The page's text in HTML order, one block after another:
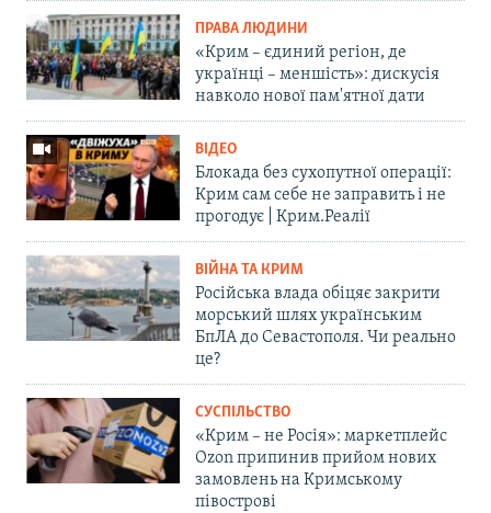
ПРАВА ЛЮДИНИ
«Крим – єдиний регіон, де
українці – меншість»: дискусія
навколо нової пам'ятної дати
ВІДЕО
Блокада без сухопутної операції:
Крим сам себе не заправить і не
прогодує | Крим.Реалії
ВІЙНА ТА КРИМ
Російська влада обіцяє закрити
морський шлях українським
БпЛА до Севастополя. Чи реально
це?
СУСПІЛЬСТВО
«Крим – не Росія»: маркетплейс
Ozon припинив прийом нових
замовлень на Кримському
півострові